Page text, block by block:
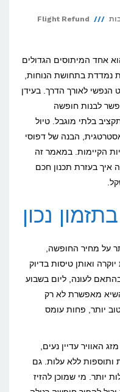
על
טיול
יוקרתי
במינימום
Flight Refund
אחד המיתוסים הגדולים
נמדדת בתחושת הנוחות,
הנפשי לאורך הדרך. בעידן
לבנות חופשה
בלתי מוגבל. טיול
הבנה של דפוסי
הקיימות. במאמר זה
איך בעזרת תכנון חכם
נכון
על מחיר החופשה,
ואותן טיסות בדיוק
בהתאם לעונה, ליום בשבוע
מאפשרת לא רק
יותר, פחות עומס
האוויר עדיין נעים,
ותוספות ללא עלות. גם
יותר. מי שמוכן להזיז